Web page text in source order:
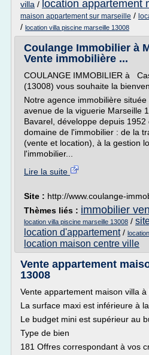
villa / location appartement
maison appartement sur marseille /
/ location villa piscine marseille 13008
Coulange Immobilier à
Vente immobilière ...
COULANGE IMMOBILIER à
(13008) vous souhaite la
Notre agence immobilière
avenue de la viguerie Marseille
Bavarel, développe depuis
domaine de l'immobilier : de la
(vente et location), à la gestion
l'immobilier...
Lire la suite
Site : http://www.coulange-
Thèmes liés : immobilier
location villa piscine marseille 13008 /
location d'appartement/
location maison centre ville
Vente appartement
13008
Vente appartement maison villa
La surface maxi est inférieure à
Le budget mini est supérieur au
Type de bien
181 Offres correspondant à vos